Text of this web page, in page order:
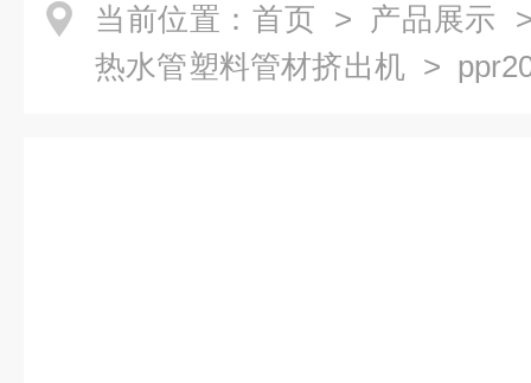
当前位置： 首页 > 产品展示
热水管塑料管材挤出机 >